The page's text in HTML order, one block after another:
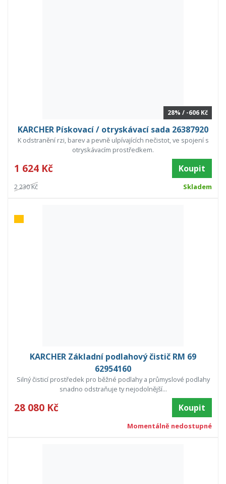
28% / -606 Kč
KARCHER Pískovací / otryskávací sada 26387920
K odstranění rzi, barev a pevně ulpívajících nečistot, ve spojení s
otryskávacím prostředkem.
1 624 Kč Koupit
2 230 Kč Skladem
KARCHER Základní podlahový čistič RM 69
62954160
Silný čisticí prostředek pro běžné podlahy a průmyslové podlahy
snadno odstraňuje ty nejodolnější...
28 080 Kč Koupit
Momentálně nedostupné